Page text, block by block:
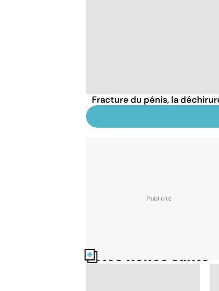
Fracture du pénis, la
Nos fiches santé